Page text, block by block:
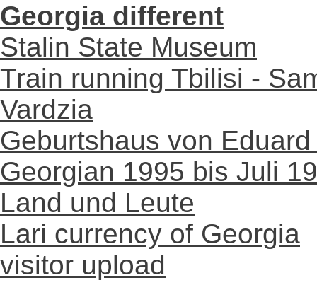
Georgia different
Stalin State Museum
Train running Tbilisi -
Vardzia
Geburtshaus von
Georgian 1995 bis Juli
Land und Leute
Lari currency of Georgia
visitor upload